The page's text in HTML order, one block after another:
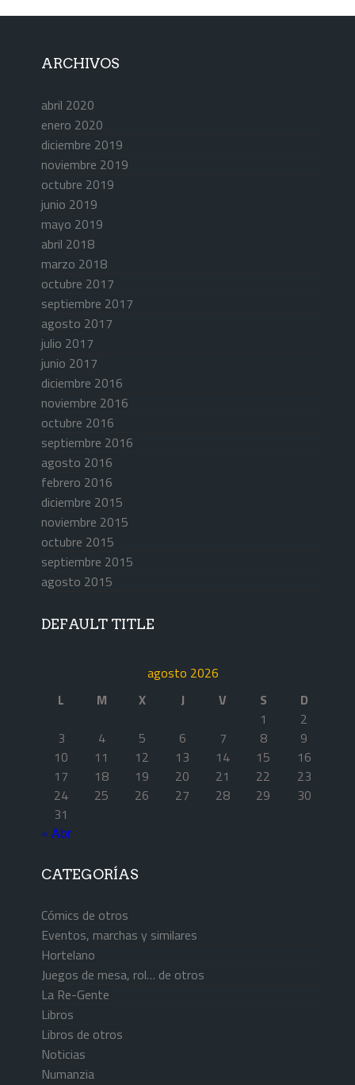
ARCHIVOS
abril 2020
enero 2020
diciembre 2019
noviembre 2019
octubre 2019
junio 2019
mayo 2019
abril 2018
marzo 2018
octubre 2017
septiembre 2017
agosto 2017
julio 2017
junio 2017
diciembre 2016
noviembre 2016
octubre 2016
septiembre 2016
agosto 2016
febrero 2016
diciembre 2015
noviembre 2015
octubre 2015
septiembre 2015
agosto 2015
DEFAULT TITLE
agosto 2026
L
M X J V S
D
1
2
3
4 5 6 7 8
9
10
11 12 13 14 15
16
17
18 19 20 21 22
23
24
25 26 27 28 29
30
31
« Abr
CATEGORÍAS
Cómics de otros
Eventos, marchas y similares
Hortelano
Juegos de mesa, rol… de otros
La Re-Gente
Libros
Libros de otros
Noticias
Numanzia